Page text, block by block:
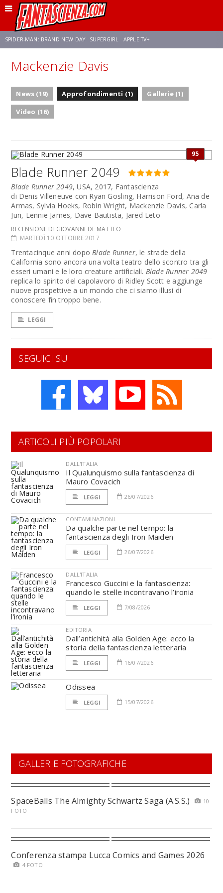
SPIDER-MAN: BRAND NEW DAY SUPERGIRL APPLE TV+
FRANCO RICCIARDIELLO ZENDAYA STAR TREK
NETFLIX SADIE SINK
Mackenzie Davis
News (19) Approfondimenti (1)
Gallerie (1)
Video (16)
95
Blade Runner 2049
Blade Runner 2049, USA, 2017, Fantascienza
di Denis Villeneuve con Ryan Gosling, Harrison Ford, Ana de
Armas, Sylvia Hoeks, Robin Wright, Mackenzie Davis, Carla
Juri, Lennie James, Dave Bautista, Jared Leto
RECENSIONE DI GIOVANNI DE MATTEO
MARTEDÌ 10 OTTOBRE 2017
Trentacinque anni dopoBlade Runner, le strade della
California sono ancora una volta teatro dello scontro tra gli
esseri umani e le loro creature artificiali. Blade Runner 2049
replica lo spirito del capolavoro di Ridley Scott e aggiunge
nuove prospettive a un mondo che ci siamo illusi di
conoscere fin troppo bene.
LEGGI
SEGUICI SU
ARTICOLI PIÙ POPOLARI
DALL'ITALIA
Il Qualunquismo sulla fantascienza di
Mauro Covacich
LEGGI 26/07/2026
CONTAMINAZIONI
Da qualche parte nel tempo: la
fantascienza degli Iron Maiden
LEGGI 26/07/2026
DALL'ITALIA
Francesco Guccini e la fantascienza:
quando le stelle incontravano l’ironia
LEGGI 7/08/2026
EDITORIA
Dall’antichità alla Golden Age: ecco la
storia della fantascienza letteraria
LEGGI 16/07/2026
Odissea
LEGGI 15/07/2026
GALLERIE FOTOGRAFICHE
SpaceBalls The Almighty Schwartz Saga (A.S.S.)
10
FOTO
Conferenza stampa Lucca Comics and Games 2026
4 FOTO